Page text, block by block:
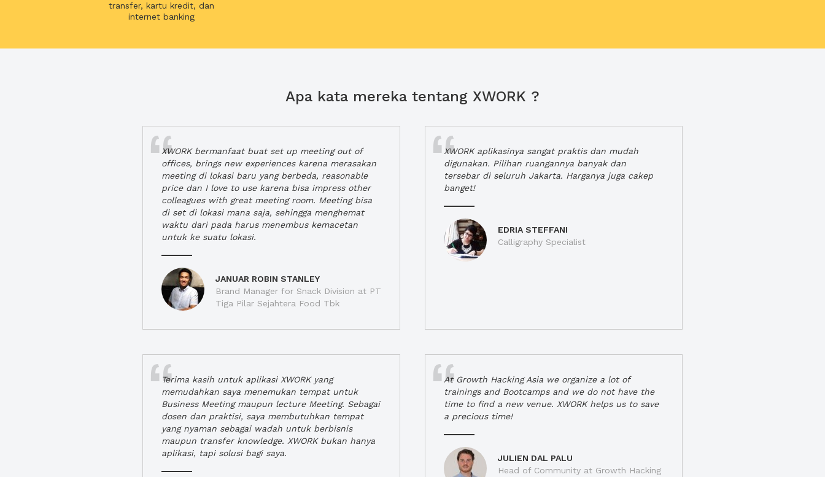
transfer, kartu kredit, dan
internet banking
Apa kata mereka tentang XWORK ?
XWORK bermanfaat buat set up meeting out of
offices, brings new experiences karena merasakan
meeting di lokasi baru yang berbeda, reasonable
price dan I love to use karena bisa impress other
colleagues with great meeting room. Meeting bisa
di set di lokasi mana saja, sehingga menghemat
waktu dari pada harus menembus kemacetan
untuk ke suatu lokasi.
JANUAR ROBIN STANLEY
Brand Manager for Snack Division at PT
Tiga Pilar Sejahtera Food Tbk
XWORK aplikasinya sangat praktis dan mudah
digunakan. Pilihan ruangannya banyak dan
tersebar di seluruh Jakarta. Harganya juga cakep
banget!
EDRIA STEFFANI
Calligraphy Specialist
Terima kasih untuk aplikasi XWORK yang
memudahkan saya menemukan tempat untuk
Business Meeting maupun lecture Meeting. Sebagai
dosen dan praktisi, saya membutuhkan tempat
yang nyaman sebagai wadah untuk berbisnis
maupun transfer knowledge. XWORK bukan hanya
aplikasi, tapi solusi bagi saya.
At Growth Hacking Asia we organize a lot of
trainings and Bootcamps and we do not have the
time to find a new venue. XWORK helps us to save
a precious time!
JULIEN DAL PALU
Head of Community at Growth Hacking